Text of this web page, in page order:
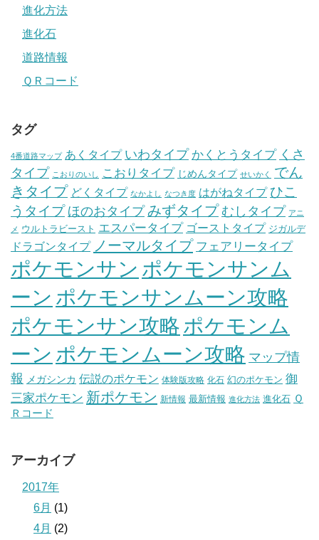
進化方法
進化石
道路情報
ＱＲコード
タグ
4番道路マップ あくタイプ いわタイプ かくとうタイプ くさ
タイプ こおりのいし こおりタイプ じめんタイプ せいかく
でん
きタイプ どくタイプ なかよし なつき度 はがねタイプ ひこ
うタイプ ほのおタイプ みずタイプ むしタイプ アニ
メ ウルトラビースト エスパータイプ ゴーストタイプ ジガルデ
ドラゴンタイプ ノーマルタイプ フェアリータイプ
ポケモンサン ポケモンサンム
ーン ポケモンサンムーン攻略
ポケモンサン攻略ポケモンム
ーン ポケモンムーン攻略 マップ情
報
メガシンカ 伝説のポケモン 体験版攻略 化石 幻のポケモン 御
三家ポケモン 新ポケモン 新情報 最新情報 進化方法 進化石 Ｑ
Ｒコード
アーカイブ
2017年
6月 (1)
4月 (2)